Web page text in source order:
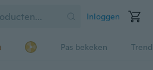
Inloggen
Pas bekeken